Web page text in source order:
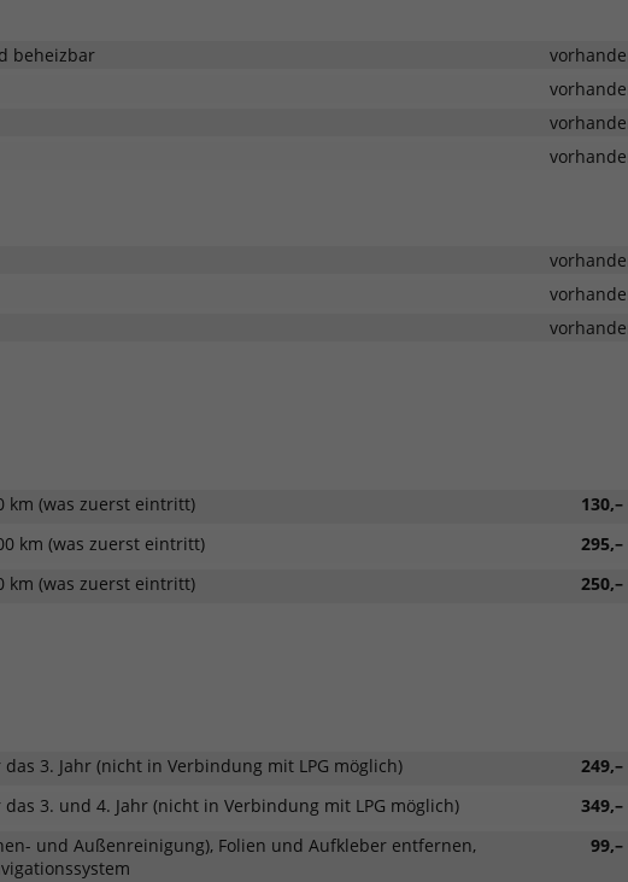
beheizbar
130,–
km (was zuerst eintritt)
295,–
km (was zuerst eintritt)
250,–
km (was zuerst eintritt)
249,–
3. Jahr (nicht in Verbindung mit LPG möglich)
349,–
3. und 4. Jahr (nicht in Verbindung mit LPG möglich)
99,–
und Außenreinigung), Folien und Aufkleber entfernen,